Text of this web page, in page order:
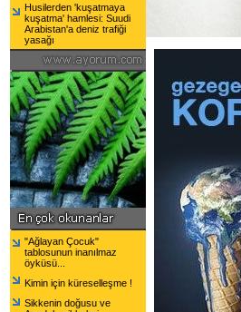
Husilerden 'kuşatmaya
kuşatma' hamlesi: Suudi
Arabistan'a deniz trafiği
yasağı
"Ağlayan Çocuk"
tablosunun inanılmaz
öyküsü...
Kimin için küreselleşme !
Sikkenin doğusu ve